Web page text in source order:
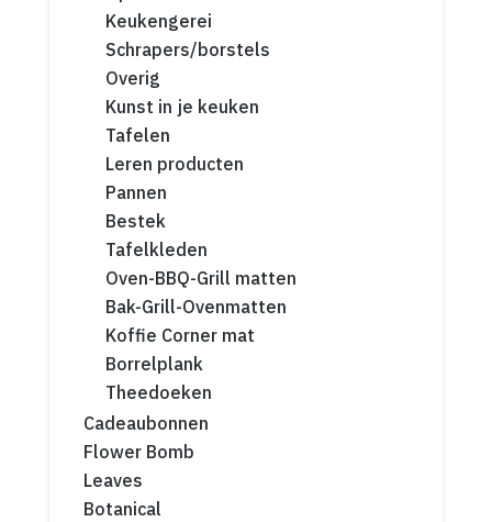
Keukengerei
Schrapers/borstels
Overig
Kunst in je keuken
Tafelen
Leren producten
Pannen
Bestek
Tafelkleden
Oven-BBQ-Grill matten
Bak-Grill-Ovenmatten
Koffie Corner mat
Borrelplank
Theedoeken
Cadeaubonnen
Flower Bomb
Leaves
Botanical